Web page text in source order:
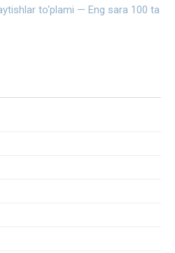
to‘plami — Eng sara 100 ta